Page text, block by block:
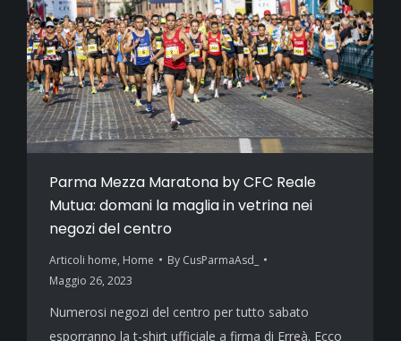
Parma Mezza Maratona by CFC Reale
Mutua: domani la maglia in vetrina nei
negozi del centro
Articoli home, Home By CusParmaAsd_
Maggio 26, 2023
Numerosi negozi del centro per tutto sabato
esporranno la t-shirt ufficiale a firma di Erreà. Ecco